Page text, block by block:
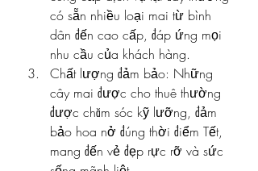
có sẵn nhiều loại mai từ bình
dân đến cao cấp, đáp ứng mọi
nhu cầu của khách hàng.
Chất lượng đảm bảo: Những
cây mai được cho thuê thường
được chăm sóc kỹ lưỡng, đảm
bảo hoa nở đúng thời điểm Tết,
mang đến vẻ đẹp rực rỡ và sức